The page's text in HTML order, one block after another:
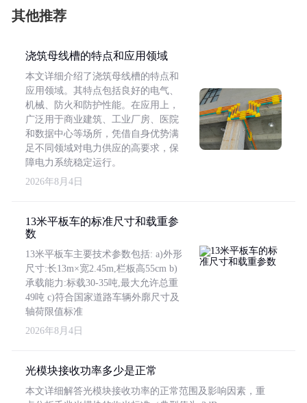
其他推荐
浇筑母线槽的特点和应用领域
本文详细介绍了浇筑母线槽的特点和
应用领域。其特点包括良好的电气、
机械、防火和防护性能。在应用上，
广泛用于商业建筑、工业厂房、医院
和数据中心等场所，凭借自身优势满
足不同领域对电力供应的高要求，保
障电力系统稳定运行。
2026年8月4日
13米平板车的标准尺寸和载重参
数
13米平板车主要技术参数包括: a)外形
尺寸:长13m×宽2.45m,栏板高55cm b)
承载能力:标载30-35吨,最大允许总重
49吨 c)符合国家道路车辆外廓尺寸及
轴荷限值标准
2026年8月4日
光模块接收功率多少是正常
本文详细解答光模块接收功率的正常范围及影响因素，重